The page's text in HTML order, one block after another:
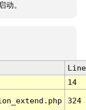
动。
Line
14
324